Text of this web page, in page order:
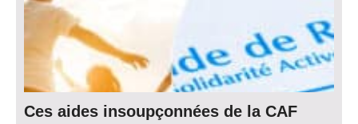
Ces aides insoupçonnées de la CAF